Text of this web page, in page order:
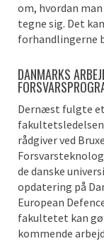
om, hvordan
tegne sig. Det
forhandlingerne
DANMARKS
Dernæst fulgte
fakultetsledelsen
rådgiver ved
de danske
opdatering på
European
fakultetet kan
kommende